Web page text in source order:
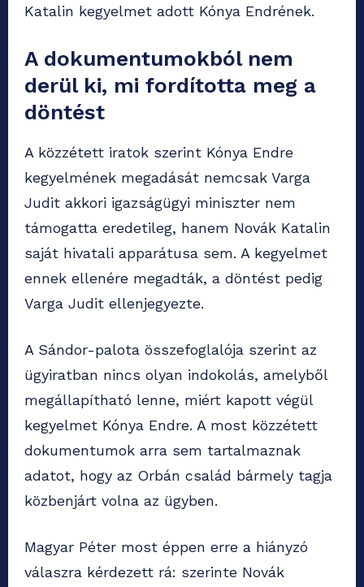
Katalin kegyelmet adott Kónya Endrének.
A dokumentumokból nem
derül ki, mi fordította meg a
döntést
A közzétett iratok szerint Kónya Endre
kegyelmének megadását nemcsak Varga
Judit akkori igazságügyi miniszter nem
támogatta eredetileg, hanem Novák Katalin
saját hivatali apparátusa sem. A kegyelmet
ennek ellenére megadták, a döntést pedig
Varga Judit ellenjegyezte.
A Sándor-palota összefoglalója szerint az
ügyiratban nincs olyan indokolás, amelyből
megállapítható lenne, miért kapott végül
kegyelmet Kónya Endre. A most közzétett
dokumentumok arra sem tartalmaznak
adatot, hogy az Orbán család bármely tagja
közbenjárt volna az ügyben.
Magyar Péter most éppen erre a hiányzó
válaszra kérdezett rá: szerinte Novák